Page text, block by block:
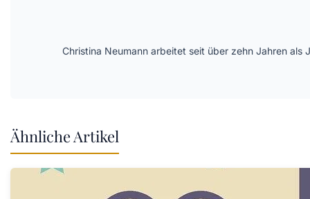
Christina Neumann arbeitet seit über zehn Jahren als
Ähnliche Artikel